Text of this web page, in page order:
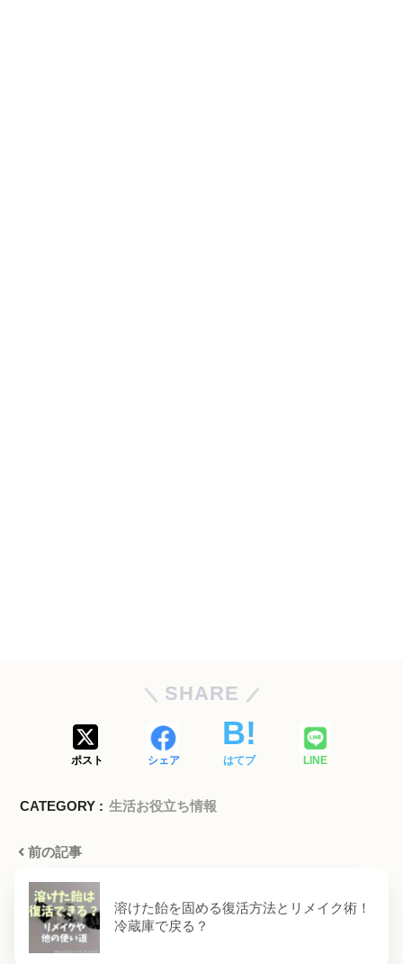
SHARE
ポスト シェア はてブ LINE
CATEGORY : 生活お役立ち情報
前の記事
溶けた飴を固める復活方法とリメイク術！
冷蔵庫で戻る？